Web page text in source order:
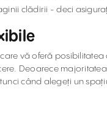
clădirii - deci
vă oferă
Deoarece
când alegeți un